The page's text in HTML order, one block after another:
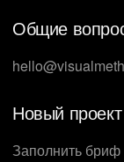
Общие
Новый проект
Заполнить бриф